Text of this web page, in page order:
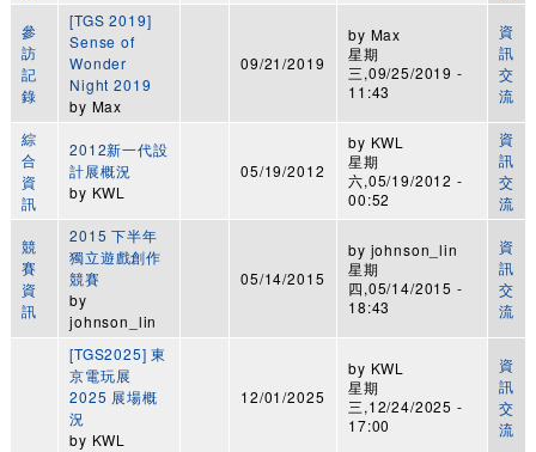
參
訪
記
錄
[TGS 2019]
Sense of
Wonder
Night 2019
by Max
09/21/2019
by Max
星期
三,09/25/2019 -
11:43
資
訊
交
流
綜
合
資
訊
2012新一代設
計展概況
by KWL
05/19/2012
by KWL
星期
六,05/19/2012 -
00:52
資
訊
交
流
競
賽
資
訊
2015 下半年
獨立遊戲創作
競賽
by
johnson_lin
05/14/2015
by johnson_lin
星期
四,05/14/2015 -
18:43
資
訊
交
流
[TGS2025] 東
京電玩展
2025 展場概
況
by KWL
12/01/2025
by KWL
星期
三,12/24/2025 -
17:00
資
訊
交
流